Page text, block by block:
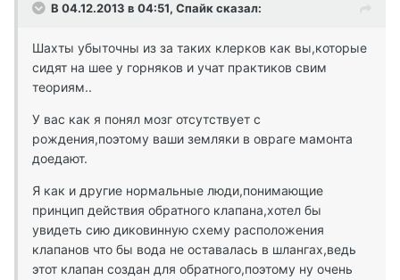
В 04.12.2013 в 04:51, Спайк сказал:
Шахты убыточны из за таких клерков как вы,которые
сидят на шее у горняков и учат практиков свим
теориям..
У вас как я понял мозг отсутствует с
рождения,поэтому ваши земляки в овраге мамонта
доедают.
Я как и другие нормальные люди,понимающие
принцип действия обратного клапана,хотел бы
увидеть сию диковинную схему расположения
клапанов что бы вода не оставалась в шлангах,ведь
этот клапан создан для обратного,поэтому ну очень